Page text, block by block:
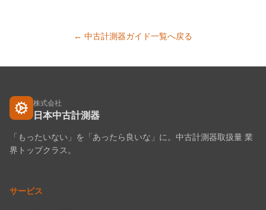
← 中古計測器ガイド一覧へ戻る
株式会社
日本中古計測器
「もったいない」を「あったら良いな」に。中古計測器取扱量 業
界トップクラス。
サービス